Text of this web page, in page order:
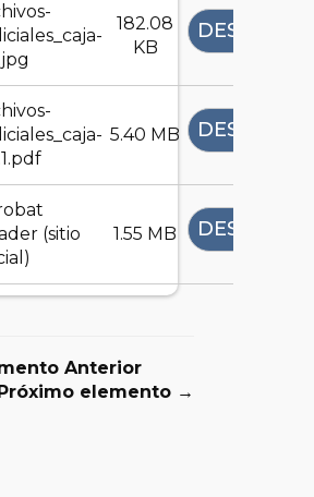
182.08
KB
5.40 MB
(sitio
1.55 MB
Anterior
elemento →